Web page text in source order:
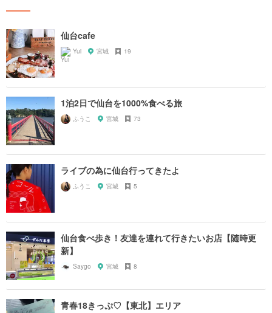
仙台cafe
Yui 宮城 19
1泊2日で仙台を1000%食べる旅
ふうこ 宮城 73
ライブの為に仙台行ってきたよ
ふうこ 宮城 5
仙台食べ歩き！友達を連れて行きたいお店【随時更
新】
Saygo 宮城 8
青春18きっぷ♡【東北】エリア